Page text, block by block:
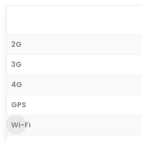
2G
3G
4G
GPS
Wi-Fi